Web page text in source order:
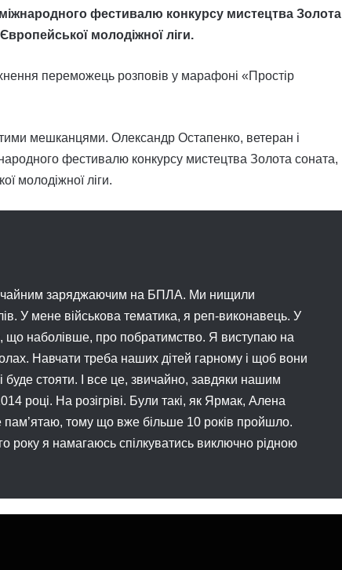
фестивалю конкурсу мистецтва Золота
молодіжної ліги.
переможець розповів у марафоні «Простір
мешканцями. Олександр Остапенко, ветеран і
фестивалю конкурсу мистецтва Золота соната,
молодіжної ліги.
заряджаючим на БПЛА. Ми нищили
У мене військова тематика, я реп-виконавець. У
що наболівше, про побратимство. Я виступаю на
Навчати треба наших дітей гарному і щоб вони
буде стояти. І все це, звичайно, завдяки нашим
році. На розігріві. Були такі, як Ярмак, Алена
тому що вже більше 10 років пройшло.
року я намагаюсь спілкуватись виключно рідною